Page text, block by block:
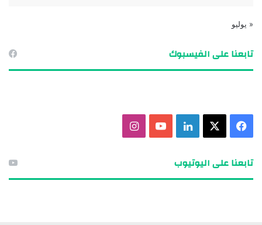
« يوليو
تابعنا على الفيسبوك
تابعنا على اليوتيوب